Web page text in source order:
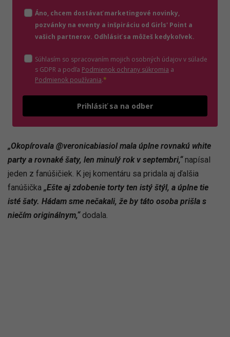
Áno, chcem dostávať marketingové novinky,
pozvánky na eventy a inšpiráciu od Girls' Point a
vašich partnerov. Odhlásiť sa môžeš kedykoľvek.
Súhlasím so spracovaním mojich osobných údajov v súlade
s GDPR a podľa Podmienok ochrany súkromia (otvorí sa v novom
a
Podmienok používania(otvorí sa v novom okne)
.*
Prihlásiť sa na odber
„Okopírovala @veronicabiasiol mala úplne rovnakú white
party a rovnaké šaty, len minulý rok v septembri,“napísal
jeden z fanúšičiek. K jej komentáru sa pridala aj ďalšia
fanúšička „Ešte aj zdobenie torty ten istý štýl, a úplne tie
isté šaty. Hádam sme nečakali, že by táto osoba prišla s
niečím originálnym,“dodala.